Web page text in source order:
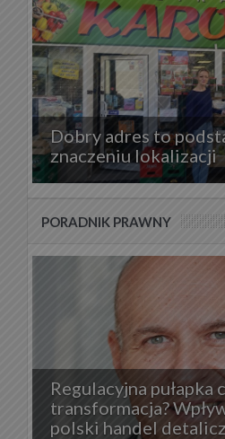
Dobry adres to
znaczeniu lokalizacji
PORADNIK PRAWNY
Regulacyjna pułapka
transformacja?
polski handel